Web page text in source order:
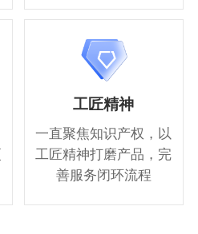
工匠精神
一直聚焦知识产权，以
工匠精神打磨产品，完
善服务闭环流程